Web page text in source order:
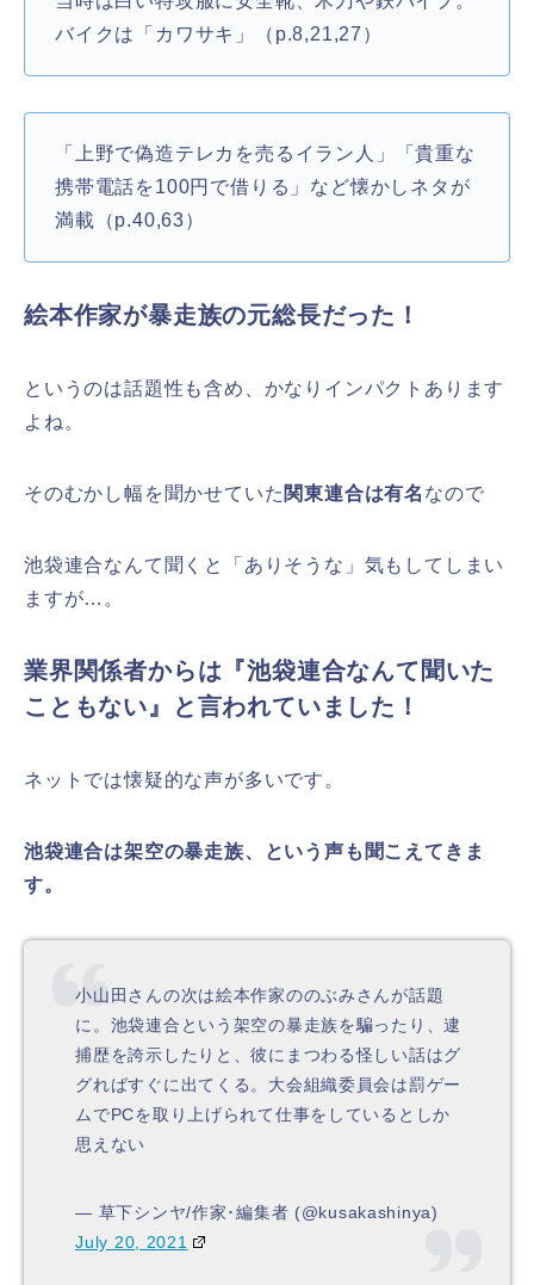
バイクは「カワサキ」（p.8,21,27）
「上野で偽造テレカを売るイラン人」「貴重な
携帯電話を100円で借りる」など懐かしネタが
満載（p.40,63）
絵本作家が暴走族の元総長だった！
というのは話題性も含め、かなりインパクトあります
よね。
そのむかし幅を聞かせていた 関東連合は有名 なので
池袋連合なんて聞くと「ありそうな」気もしてしまい
ますが…。
業界関係者からは『池袋連合なんて聞いた
こともない』
と言われていました！
ネットでは懐疑的な声が多いです。
池袋連合は架空の暴走族、という声も聞こえてきま
す。
小山田さんの次は絵本作家ののぶみさんが話題
に。池袋連合という架空の暴走族を騙ったり、逮
捕歴を誇示したりと、彼にまつわる怪しい話はグ
グればすぐに出てくる。大会組織委員会は罰ゲー
ムでPCを取り上げられて仕事をしているとしか
思えない
— 草下シンヤ/作家･編集者 (@kusakashinya)
July 20, 2021